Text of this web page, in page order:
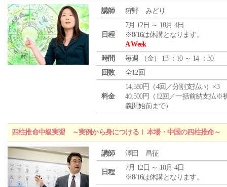
講師 狩野 みどり
日程
7月 12日 ～ 10月 4日
※8/16は休講となります。
A Week
時間
毎週 （金） 13 ：10 ～ 14 ：30
回数
全12回
料金
14,580円（4回／分割支払い）×3
40,500円（12回／一括前納支払※
義開始前まで）
四柱推命中級実習 ～実例から身につける！ 本場・中国の四柱推命～
講師 澤田 昌征
日程
7月 12日 ～ 10月 4日
※8/16は休講となります。